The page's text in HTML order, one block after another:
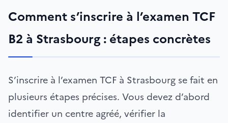
Comment s’inscrire à l’examen TCF
B2 à Strasbourg : étapes concrètes
S’inscrire à l’examen TCF à Strasbourg se fait en
plusieurs étapes précises. Vous devez d’abord
identifier un centre agréé, vérifier la